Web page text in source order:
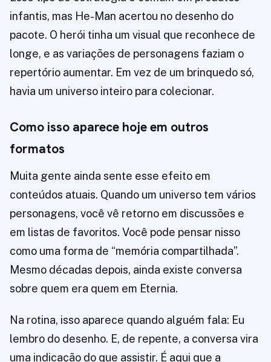
infantis, mas He-Man acertou no desenho do
pacote. O herói tinha um visual que reconhece de
longe, e as variações de personagens faziam o
repertório aumentar. Em vez de um brinquedo só,
havia um universo inteiro para colecionar.
Como isso aparece hoje em outros
formatos
Muita gente ainda sente esse efeito em
conteúdos atuais. Quando um universo tem vários
personagens, você vê retorno em discussões e
em listas de favoritos. Você pode pensar nisso
como uma forma de “memória compartilhada”.
Mesmo décadas depois, ainda existe conversa
sobre quem era quem em Eternia.
Na rotina, isso aparece quando alguém fala: Eu
lembro do desenho. E, de repente, a conversa vira
uma indicação do que assistir. É aqui que a